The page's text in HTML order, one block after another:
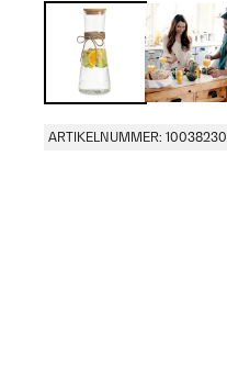
ARTIKELNUMMER: 10038230